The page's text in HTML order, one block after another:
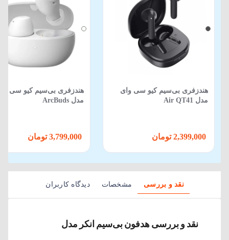
هندزفری بی‌سیم کیو سی وای
مدل Air QT41
هندزفری بی‌سیم کیو سی
مدل ArcBuds
نقد و بررسی مشخصات دیدگاه کاربران
نقد و بررسی هدفون بی‌سیم انکر مدل